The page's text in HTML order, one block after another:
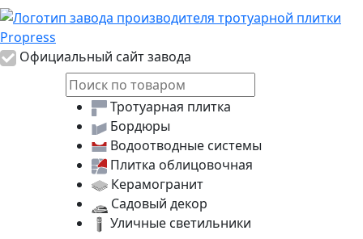
Логотип Propress
Официальный сайт завода
Тротуарная плитка
Бордюры
Водоотводные системы
Плитка облицовочная
Керамогранит
Садовый декор
Уличные светильники